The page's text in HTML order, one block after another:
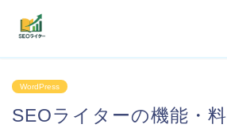
機能
利用者の声
WordPress
SEOライターの機能・